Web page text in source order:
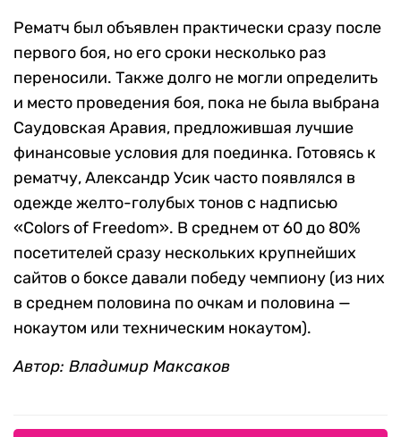
Рематч был объявлен практически сразу после
первого боя, но его сроки несколько раз
переносили. Также долго не могли определить
и место проведения боя, пока не была выбрана
Саудовская Аравия, предложившая лучшие
финансовые условия для поединка. Готовясь к
рематчу, Александр Усик часто появлялся в
одежде желто-голубых тонов с надписью
«Colors of Freedom». В среднем от 60 до 80%
посетителей сразу нескольких крупнейших
сайтов о боксе давали победу чемпиону (из них
в среднем половина по очкам и половина —
нокаутом или техническим нокаутом).
Автор: Владимир Максаков